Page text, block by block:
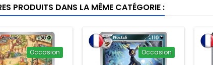
PRODUITS DANS LA MÊME CATÉGORIE :
Occasion Occasion